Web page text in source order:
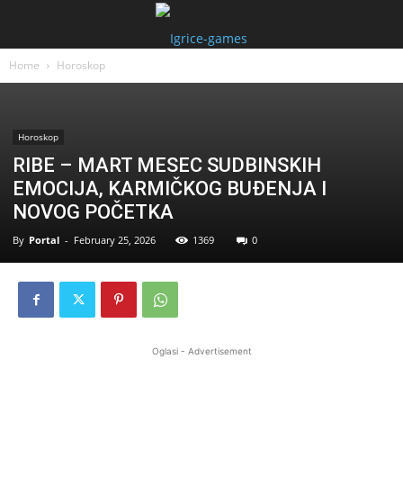
Home Horoskop
Horoskop
RIBE – MART MESEC SUDBINSKIH
EMOCIJA, KARMIČKOG BUĐENJA I
NOVOG POČETKA
By Portal - February 25, 2026 1369 0
Oglasi - Advertisement